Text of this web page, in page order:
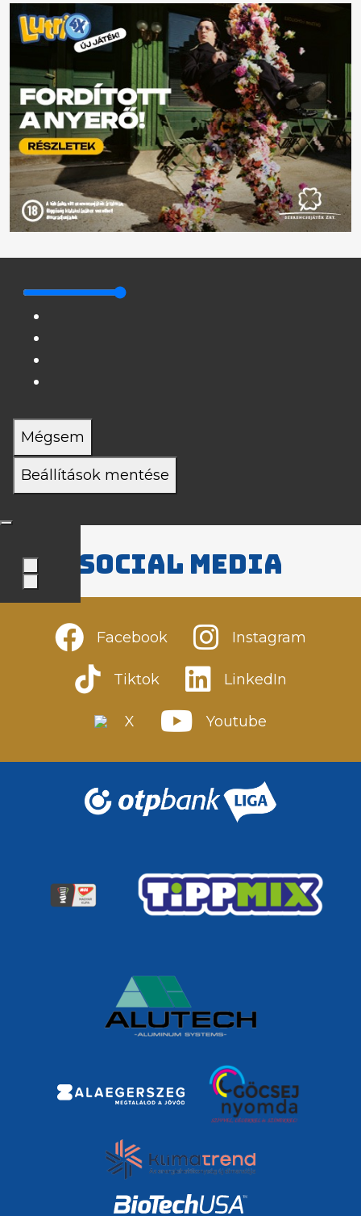
Mégsem
Beállítások mentése
Social media
Facebook Instagram
Tiktok LinkedIn
X Youtube